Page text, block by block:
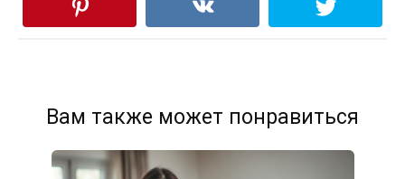
Вам также может понравиться